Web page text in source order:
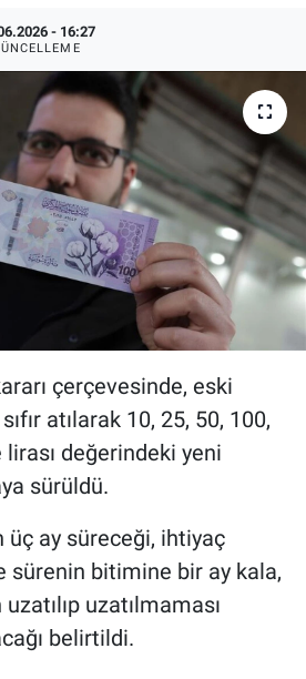
- 16:27
çerçevesinde, eski
atılarak 10, 25, 50, 100,
değerindeki yeni
sürüldü.
üç ay süreceği, ihtiyaç
sürenin bitimine bir ay kala,
uzatılmaması
belirtildi.